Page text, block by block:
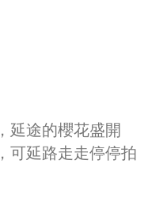
延途的櫻花盛開
可延路走走停停拍